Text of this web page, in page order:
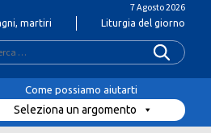
7 Agosto 2026
martiri Liturgia del giorno
Seleziona un argomento